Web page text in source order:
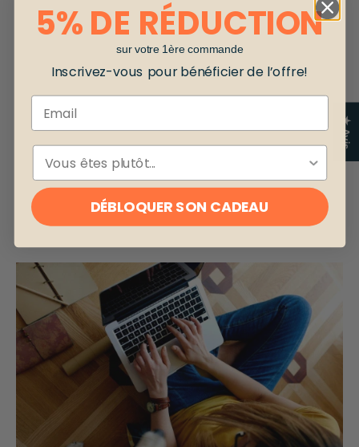
★ Avis
5% DE RÉDUCTION
sur votre 1ère commande
Inscrivez-vous pour bénéficier de l’offre!
DÉBLOQUER SON CADEAU